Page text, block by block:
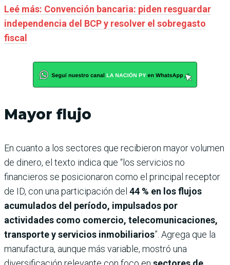
Leé más: Convención bancaria: piden resguardar
independencia del BCP y resolver el sobregasto
fiscal
Mayor flujo
En cuanto a los sectores que recibieron mayor volumen
de dinero, el texto indica que “los servicios no
financieros se posicionaron como el principal receptor
de ID, con una participación del 44 % en los flujos
acumulados del período, impulsados por
actividades como comercio, telecomunicaciones,
transporte y servicios inmobiliarios”. Agrega que la
manufactura, aunque más variable, mostró una